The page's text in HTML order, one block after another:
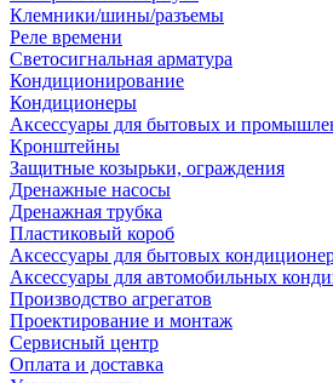
Клемники/шины/разъемы
Реле времени
Светосигнальная арматура
Кондиционирование
Кондиционеры
Аксессуары для бытовых и
Кронштейны
Защитные козырьки, ограждения
Дренажные насосы
Дренажная трубка
Пластиковый короб
Аксессуары для бытовых
Аксессуары для автомобильных
Производство агрегатов
Проектирование и монтаж
Сервисный центр
Оплата и доставка